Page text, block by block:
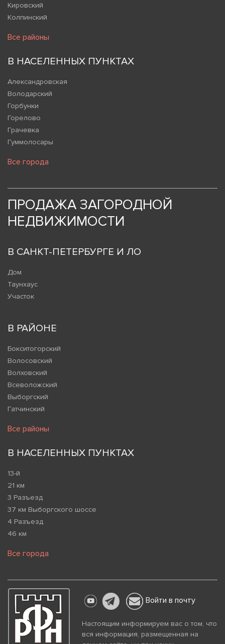
Кировский
Колпинский
Все районы
В НАСЕЛЕННЫХ ПУНКТАХ
Александровская
Володарский
Горбунки
Горелово
Грачевка
Гуммолосары
Все города
ПРОДАЖА ЗАГОРОДНОЙ
НЕДВИЖИМОСТИ
В САНКТ-ПЕТЕРБУРГЕ И ЛО
Дом
Таунхаус
Участок
В РАЙОНЕ
Бокситогорский
Волосовский
Волховский
Всеволожский
Выборгский
Гатчинский
Все районы
В НАСЕЛЕННЫХ ПУНКТАХ
13-й
21 км
3 Разъезд
37 км Выборгского шоссе
4 Разъезд
46 км
Все города
Войти в почту
Настоящим информируем вас о том, что
вся информация, размещенная на